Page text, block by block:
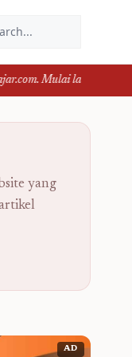
suksesmu hari ini!
yang
AD